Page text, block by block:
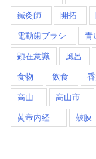
鍼灸師 開拓
電動歯ブラシ 青
顕在意識 風呂
食物 飲食
高山 高山市
黄帝内経 鼓膜